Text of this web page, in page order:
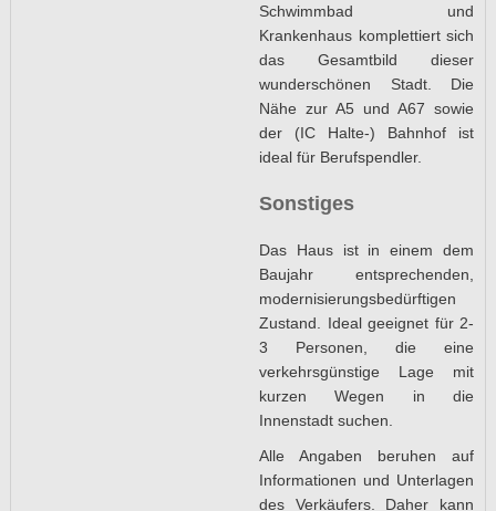
Schwimmbad und
Krankenhaus komplettiert sich
das Gesamtbild dieser
wunderschönen Stadt. Die
Nähe zur A5 und A67 sowie
der (IC Halte-) Bahnhof ist
ideal für Berufspendler.
Sonstiges
Das Haus ist in einem dem
Baujahr entsprechenden,
modernisierungsbedürftigen
Zustand. Ideal geeignet für 2-
3 Personen, die eine
verkehrsgünstige Lage mit
kurzen Wegen in die
Innenstadt suchen.
Alle Angaben beruhen auf
Informationen und Unterlagen
des Verkäufers. Daher kann